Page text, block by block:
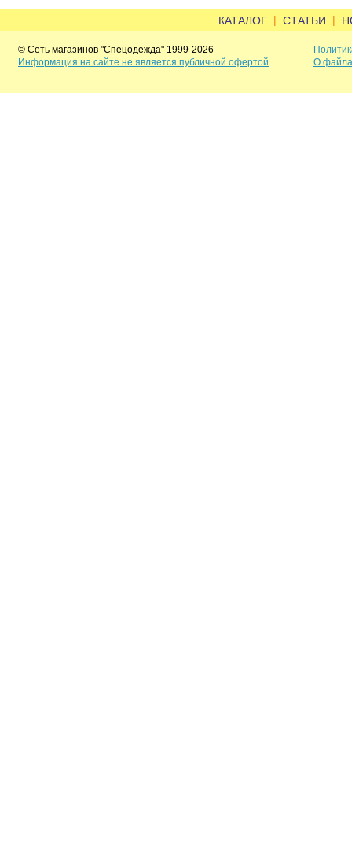
КАТАЛОГ | СТАТЬИ |
© Сеть магазинов "Спецодежда" 1999-2026
Информация на сайте не является публичной офертой
О